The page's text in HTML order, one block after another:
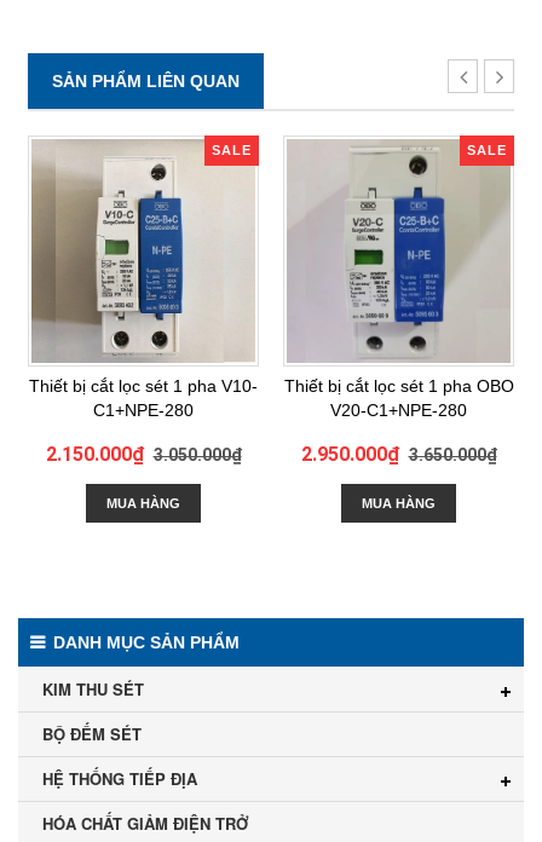
SẢN PHẨM LIÊN QUAN
SALE
Thiết bị cắt lọc sét 1 pha V10-
C1+NPE-280
2.150.000₫3.050.000₫
MUA HÀNG
SALE
Thiết bị cắt lọc sét 1 pha OBO
V20-C1+NPE-280
2.950.000₫3.650.000₫
MUA HÀNG
DANH MỤC SẢN PHẨM
KIM THU SÉT
BỘ ĐẾM SÉT
HỆ THỐNG TIẾP ĐỊA
HÓA CHẤT GIẢM ĐIỆN TRỞ